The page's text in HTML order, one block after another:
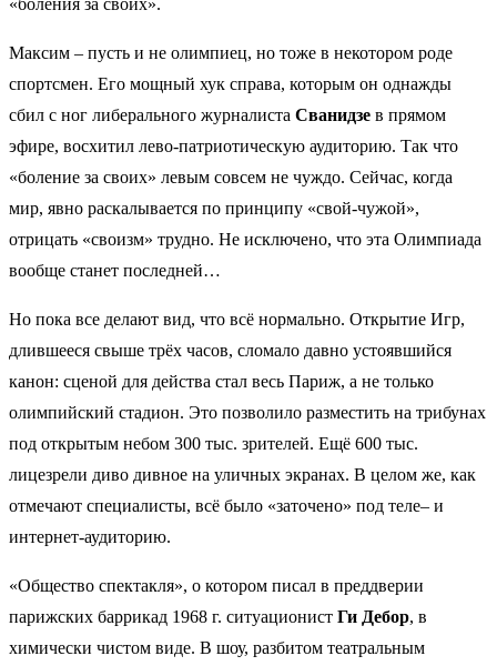
Максим – пусть и не олимпиец, но тоже в некотором роде
спортсмен. Его мощный хук справа, которым он однажды
сбил с ног либерального журналиста Сванидзе в прямом
эфире, восхитил лево-патриотическую аудиторию. Так что
«боление за своих» левым совсем не чуждо. Сейчас, когда
мир, явно раскалывается по принципу «свой-чужой»,
отрицать «своизм» трудно. Не исключено, что эта Олимпиада
вообще станет последней…
Но пока все делают вид, что всё нормально. Открытие Игр,
длившееся свыше трёх часов, сломало давно устоявшийся
канон: сценой для действа стал весь Париж, а не только
олимпийский стадион. Это позволило разместить на трибунах
под открытым небом 300 тыс. зрителей. Ещё 600 тыс.
лицезрели диво дивное на уличных экранах. В целом же, как
отмечают специалисты, всё было «заточено» под теле– и
интернет-аудиторию.
«Общество спектакля», о котором писал в преддверии
парижских баррикад 1968 г. ситуационист Ги Дебор, в
химически чистом виде. В шоу, разбитом театральным